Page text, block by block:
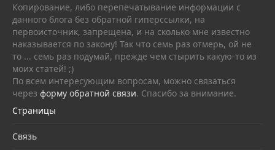
Копирование, либо перепечатывание информации с
данного блога без обратной гиперссылки, на
первоисточник, запрещена, и на сколько мне известно
наказывается по закону! Так что семь раз отмерь, ой не
то ... семь раз подумай, прежде чем стырить какую-то из
моих статей! ;)
По всем интересующим вопросам, можно связаться
через форму обратной связи. Спасибо за внимание.
Страницы
Связь